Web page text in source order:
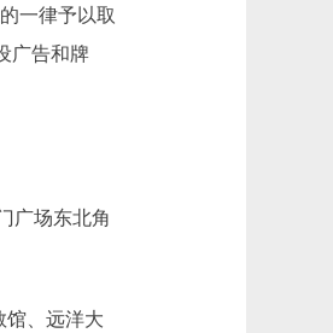
一律予以取
广告和牌
广场东北角
、远洋大